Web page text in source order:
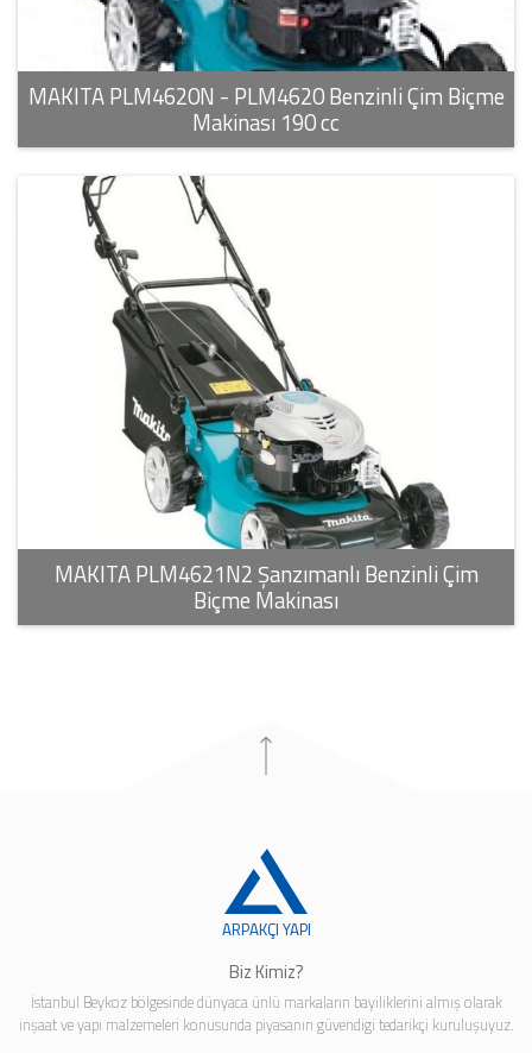
MAKITA PLM4620N - PLM4620 Benzinli Çim Biçme
Makinası 190 cc
MAKITA PLM4621N2 Şanzımanlı Benzinli Çim
Biçme Makinası
Biz Kimiz?
İstanbul Beykoz bölgesinde dünyaca ünlü markaların bayiliklerini almış olarak
inşaat ve yapı malzemeleri konusunda piyasanın güvendigi tedarikçi kuruluşuyuz.
ARPAKÇI YAPI